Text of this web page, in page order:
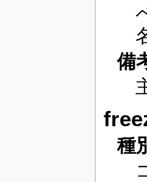
備
種